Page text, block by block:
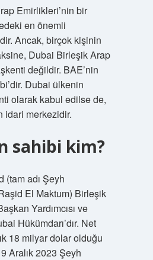
Emirlikleri’nin bir
en önemli
Ancak, birçok kişinin
Dubai Birleşik Arap
değildir. BAE’nin
Dubai ülkenin
olarak kabul edilse de,
idari merkezidir.
sahibi kim?
(tam adı Şeyh
El Maktum) Birleşik
Yardımcısı ve
Hükümdarı’dır. Net
18 milyar dolar olduğu
Aralık 2023 Şeyh